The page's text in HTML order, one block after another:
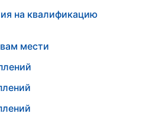
на квалификацию
мести